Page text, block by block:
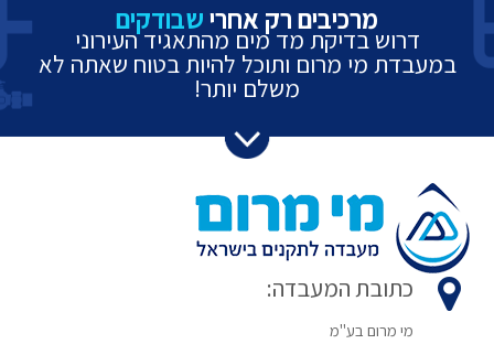
מרכיבים רק אחרישבודקים
דרוש בדיקת מד מים מהתאגיד העירוני
במעבדת מי מרום ותוכל להיות בטוח שאתה לא
משלם יותר!
כתובת המעבדה:
מי מרום בע"מ